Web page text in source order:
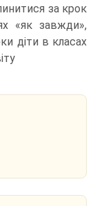
за крок
«як завжди»,
діти в класах